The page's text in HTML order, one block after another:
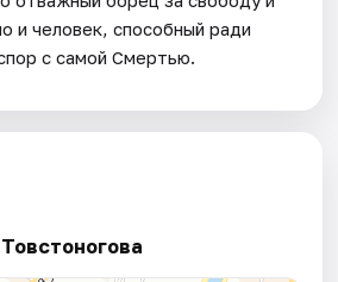
и человек, способный ради
с самой Смертью.